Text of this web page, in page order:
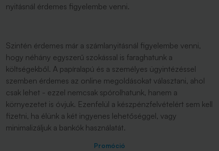
nyitásnál érdemes figyelembe venni.
Szintén érdemes már a számlanyitásnál figyelembe venni,
hogy néhány egyszerű szokással is faraghatunk a
költségekből. A papíralapú és a személyes ügyintézéssel
szemben érdemes az online megoldásokat választani, ahol
csak lehet - ezzel nemcsak spórolhatunk, hanem a
környezetet is óvjuk. Ezenfelül a készpénzfelvételért sem kell
fizetni, ha élünk a két ingyenes lehetőséggel, vagy
minimalizáljuk a bankók használatát.
Promóció